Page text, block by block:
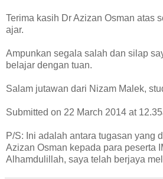
Terima kasih Dr Azizan Osman atas
ajar.
Ampunkan segala salah dan silap
belajar dengan tuan.
Salam jutawan dari Nizam Malek,
Submitted on 22 March 2014 at
P/S: Ini adalah antara tugasan yang
Azizan Osman kepada para peserta
Alhamdulillah, saya telah berjaya